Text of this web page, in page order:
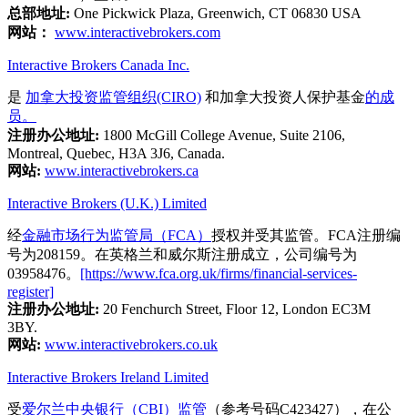
总部地址: One Pickwick Plaza, Greenwich, CT 06830 USA
网站： www.interactivebrokers.com
Interactive Brokers Canada Inc.
是 加拿大投资监管组织(CIRO) 和加拿大投资人保护基金的成
员。
注册办公地址: 1800 McGill College Avenue, Suite 2106,
Montreal, Quebec, H3A 3J6, Canada.
网站: www.interactivebrokers.ca
Interactive Brokers (U.K.) Limited
经金融市场行为监管局（FCA） 授权并受其监管。FCA注册编
号为208159。在英格兰和威尔斯注册成立，公司编号为
03958476。 [https://www.fca.org.uk/firms/financial-services-
register]
注册办公地址: 20 Fenchurch Street, Floor 12, London EC3M
3BY.
网站: www.interactivebrokers.co.uk
Interactive Brokers Ireland Limited
受爱尔兰中央银行（CBI）监管 （参考号码C423427），在公